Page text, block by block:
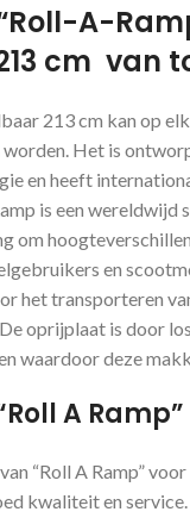
A-
cm van
213 cm kan op
Het is
en heeft
is een wereldwijd
om
en
het transporteren
oprijplaat is door
waardoor deze
A Ramp”
“Roll A Ramp”
kwaliteit en service.